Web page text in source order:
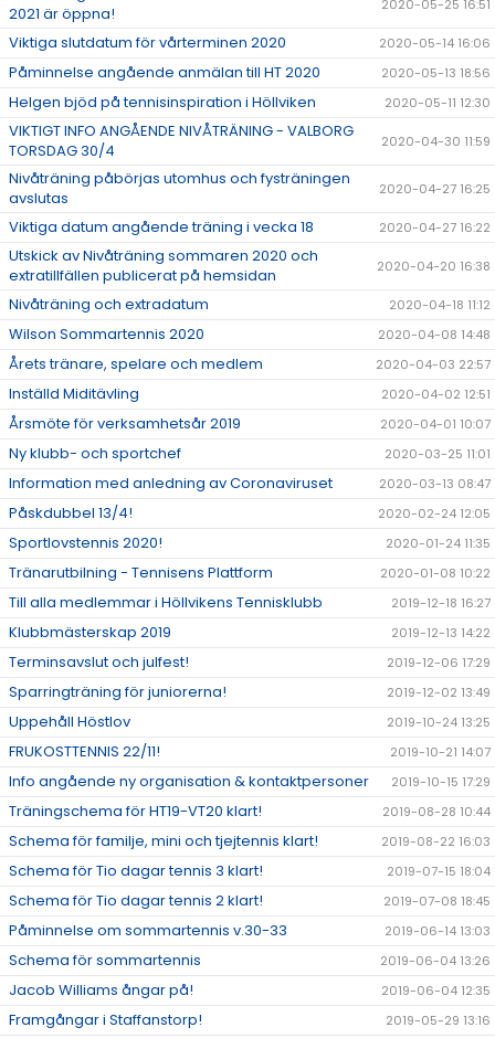
2021 är öppna!
2020-05-25 16:51
Viktiga slutdatum för vårterminen 2020 2020-05-14 16:06
Påminnelse angående anmälan till HT 2020 2020-05-13 18:56
Helgen bjöd på tennisinspiration i Höllviken 2020-05-11 12:30
VIKTIGT INFO ANGÅENDE NIVÅTRÄNING - VALBORG
TORSDAG 30/4
2020-04-30 11:59
Nivåträning påbörjas utomhus och fysträningen
avslutas
2020-04-27 16:25
Viktiga datum angående träning i vecka 18 2020-04-27 16:22
Utskick av Nivåträning sommaren 2020 och
extratillfällen publicerat på hemsidan
2020-04-20 16:38
Nivåträning och extradatum 2020-04-18 11:12
Wilson Sommartennis 2020 2020-04-08 14:48
Årets tränare, spelare och medlem 2020-04-03 22:57
Inställd Miditävling 2020-04-02 12:51
Årsmöte för verksamhetsår 2019 2020-04-01 10:07
Ny klubb- och sportchef 2020-03-25 11:01
Information med anledning av Coronaviruset 2020-03-13 08:47
Påskdubbel 13/4! 2020-02-24 12:05
Sportlovstennis 2020! 2020-01-24 11:35
Tränarutbilning - Tennisens Plattform 2020-01-08 10:22
Till alla medlemmar i Höllvikens Tennisklubb 2019-12-18 16:27
Klubbmästerskap 2019 2019-12-13 14:22
Terminsavslut och julfest! 2019-12-06 17:29
Sparringträning för juniorerna! 2019-12-02 13:49
Uppehåll Höstlov 2019-10-24 13:25
FRUKOSTTENNIS 22/11! 2019-10-21 14:07
Info angående ny organisation & kontaktpersoner 2019-10-15 17:29
Träningschema för HT19-VT20 klart! 2019-08-28 10:44
Schema för familje, mini och tjejtennis klart! 2019-08-22 16:03
Schema för Tio dagar tennis 3 klart! 2019-07-15 18:04
Schema för Tio dagar tennis 2 klart! 2019-07-08 18:45
Påminnelse om sommartennis v.30-33 2019-06-14 13:03
Schema för sommartennis 2019-06-04 13:26
Jacob Williams ångar på! 2019-06-04 12:35
Framgångar i Staffanstorp! 2019-05-29 13:16